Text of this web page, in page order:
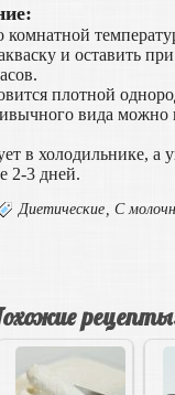
комнатной
и оставить
плотной
вида можно
в холодильнике, а
2-3 дней.
Диетические С